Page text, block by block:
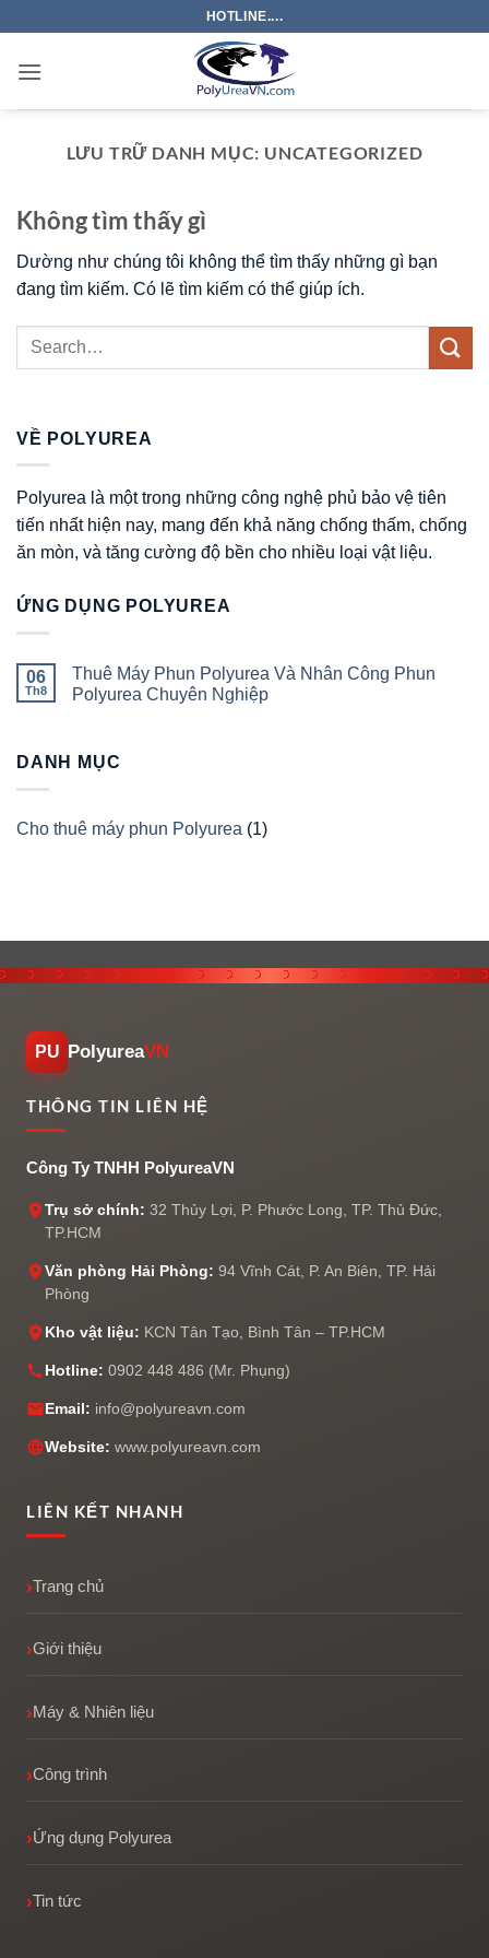
nội
HOTLINE....
LƯU TRỮ DANH MỤC: UNCATEGORIZED
Không tìm thấy gì
Dường như chúng tôi không thể tìm thấy những gì bạn
đang tìm kiếm. Có lẽ tìm kiếm có thể giúp ích.
VỀ POLYUREA
Polyurea là một trong những công nghệ phủ bảo vệ tiên
tiến nhất hiện nay, mang đến khả năng chống thấm, chống
ăn mòn, và tăng cường độ bền cho nhiều loại vật liệu.
ỨNG DỤNG POLYUREA
06
Th8
Thuê Máy Phun Polyurea Và Nhân Công Phun
Polyurea Chuyên Nghiệp
luận
Polyurea
DANH MỤC
Cho thuê máy phun Polyurea (1)
PU PolyureaVN
THÔNG TIN LIÊN HỆ
Công Ty TNHH PolyureaVN
Trụ sở chính: 32 Thủy Lợi, P. Phước Long, TP. Thủ Đức,
TP.HCM
Văn phòng Hải Phòng: 94 Vĩnh Cát, P. An Biên, TP. Hải
Phòng
Kho vật liệu: KCN Tân Tạo, Bình Tân – TP.HCM
Hotline: 0902 448 486 (Mr. Phụng)
Email: info@polyureavn.com
Website: www.polyureavn.com
LIÊN KẾT NHANH
Trang chủ
Giới thiệu
Máy & Nhiên liệu
Công trình
Ứng dụng Polyurea
Tin tức